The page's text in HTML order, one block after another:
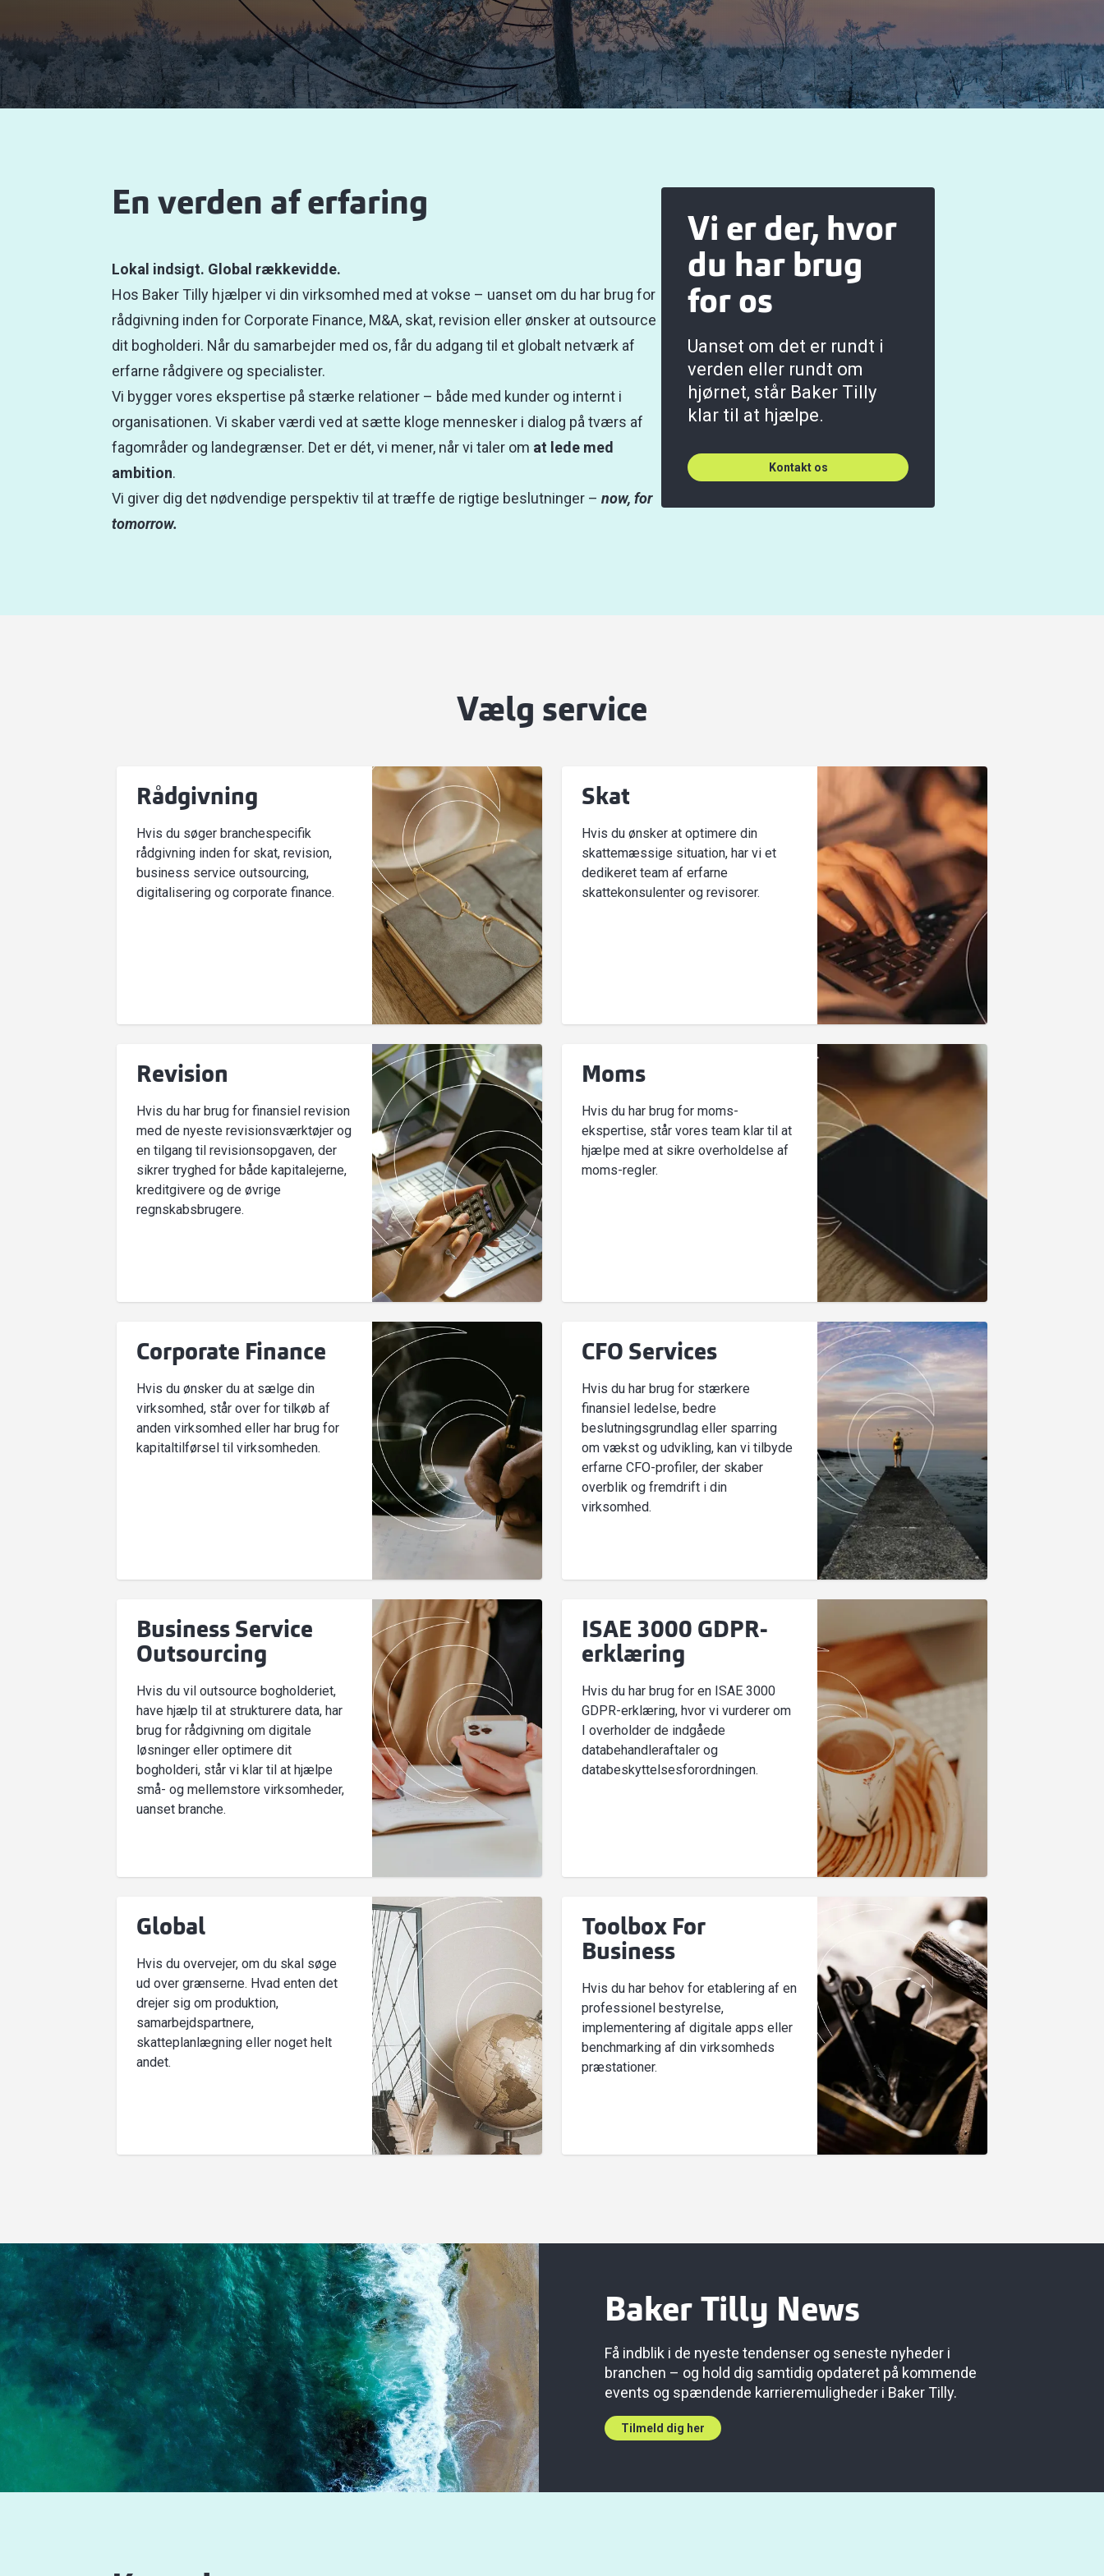
En verden af erfaring
Lokal indsigt. Global rækkevidde.
Hos Baker Tilly hjælper vi din virksomhed med at vokse – uanset om du har brug for
rådgivning inden for Corporate Finance, M&A, skat, revision eller ønsker at outsource
dit bogholderi. Når du samarbejder med os, får du adgang til et globalt netværk af
erfarne rådgivere og specialister.
Vi bygger vores ekspertise på stærke relationer – både med kunder og internt i
organisationen. Vi skaber værdi ved at sætte kloge mennesker i dialog på tværs af
fagområder og landegrænser. Det er dét, vi mener, når vi taler om at lede med
ambition.
Vi giver dig det nødvendige perspektiv til at træffe de rigtige beslutninger – now, for
tomorrow.
Vi er der, hvor
du har brug
for os
Uanset om det er rundt i
verden eller rundt om
hjørnet, står Baker Tilly
klar til at hjælpe.
Kontakt os
Vælg service
Rådgivning
Hvis du søger branchespecifik
rådgivning inden for skat, revision,
business service outsourcing,
digitalisering og corporate finance.
Skat
Hvis du ønsker at optimere din
skattemæssige situation, har vi et
dedikeret team af erfarne
skattekonsulenter og revisorer.
Revision
Hvis du har brug for finansiel revision
med de nyeste revisionsværktøjer og
en tilgang til revisionsopgaven, der
sikrer tryghed for både kapitalejerne,
kreditgivere og de øvrige
regnskabsbrugere.
Moms
Hvis du har brug for moms-
ekspertise, står vores team klar til at
hjælpe med at sikre overholdelse af
moms-regler.
Corporate Finance
Hvis du ønsker du at sælge din
virksomhed, står over for tilkøb af
anden virksomhed eller har brug for
kapitaltilførsel til virksomheden.
CFO Services
Hvis du har brug for stærkere
finansiel ledelse, bedre
beslutningsgrundlag eller sparring
om vækst og udvikling, kan vi tilbyde
erfarne CFO-profiler, der skaber
overblik og fremdrift i din
virksomhed.
Business Service
Outsourcing
Hvis du vil outsource bogholderiet,
have hjælp til at strukturere data, har
brug for rådgivning om digitale
løsninger eller optimere dit
bogholderi, står vi klar til at hjælpe
små- og mellemstore virksomheder,
uanset branche.
ISAE 3000 GDPR-
erklæring
Hvis du har brug for en ISAE 3000
GDPR-erklæring, hvor vi vurderer om
I overholder de indgåede
databehandleraftaler og
databeskyttelsesforordningen.
Global
Hvis du overvejer, om du skal søge
ud over grænserne. Hvad enten det
drejer sig om produktion,
samarbejdspartnere,
skatteplanlægning eller noget helt
andet.
Toolbox For
Business
Hvis du har behov for etablering af en
professionel bestyrelse,
implementering af digitale apps eller
benchmarking af din virksomheds
præstationer.
Baker Tilly News
Få indblik i de nyeste tendenser og seneste nyheder i
branchen – og hold dig samtidig opdateret på kommende
events og spændende karrieremuligheder i Baker Tilly.
Tilmeld dig her